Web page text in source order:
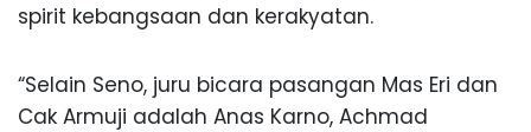
spirit kebangsaan dan kerakyatan.
“Selain Seno, juru bicara pasangan Mas Eri dan
Cak Armuji adalah Anas Karno, Achmad